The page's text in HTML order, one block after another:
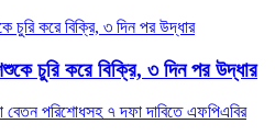
চুরি করে বিক্রি, ৩ দিন পর উদ্ধার